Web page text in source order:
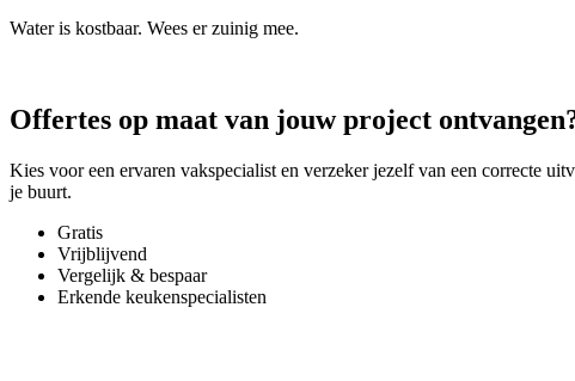
Water is kostbaar. Wees er zuinig mee.
Offertes op maat van jouw project
Kies voor een ervaren vakspecialist en verzeker jezelf van een correcte
je buurt.
Gratis
Vrijblijvend
Vergelijk & bespaar
Erkende keukenspecialisten